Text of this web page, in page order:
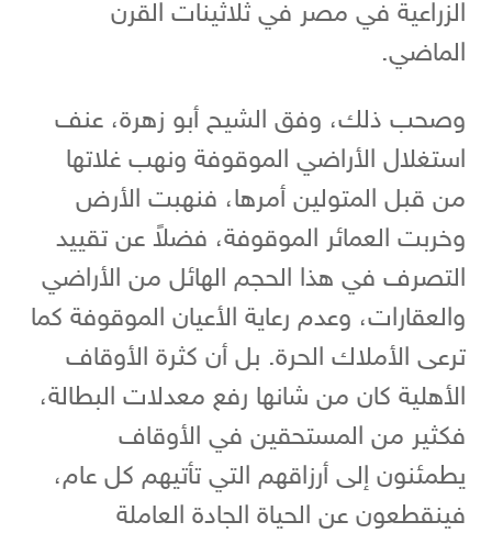
الزراعية في مصر في ثلاثينات القرن
الماضي.
وصحب ذلك، وفق الشيح أبو زهرة، عنف
استغلال الأراضي الموقوفة ونهب غلاتها
من قبل المتولين أمرها، فنهبت الأرض
وخربت العمائر الموقوفة، فضلاً عن تقييد
التصرف في هذا الحجم الهائل من الأراضي
والعقارات، وعدم رعاية الأعيان الموقوفة كما
ترعى الأملاك الحرة. بل أن كثرة الأوقاف
الأهلية كان من شانها رفع معدلات البطالة،
فكثير من المستحقين في الأوقاف
يطمئنون إلى أرزاقهم التي تأتيهم كل عام،
فينقطعون عن الحياة الجادة العاملة